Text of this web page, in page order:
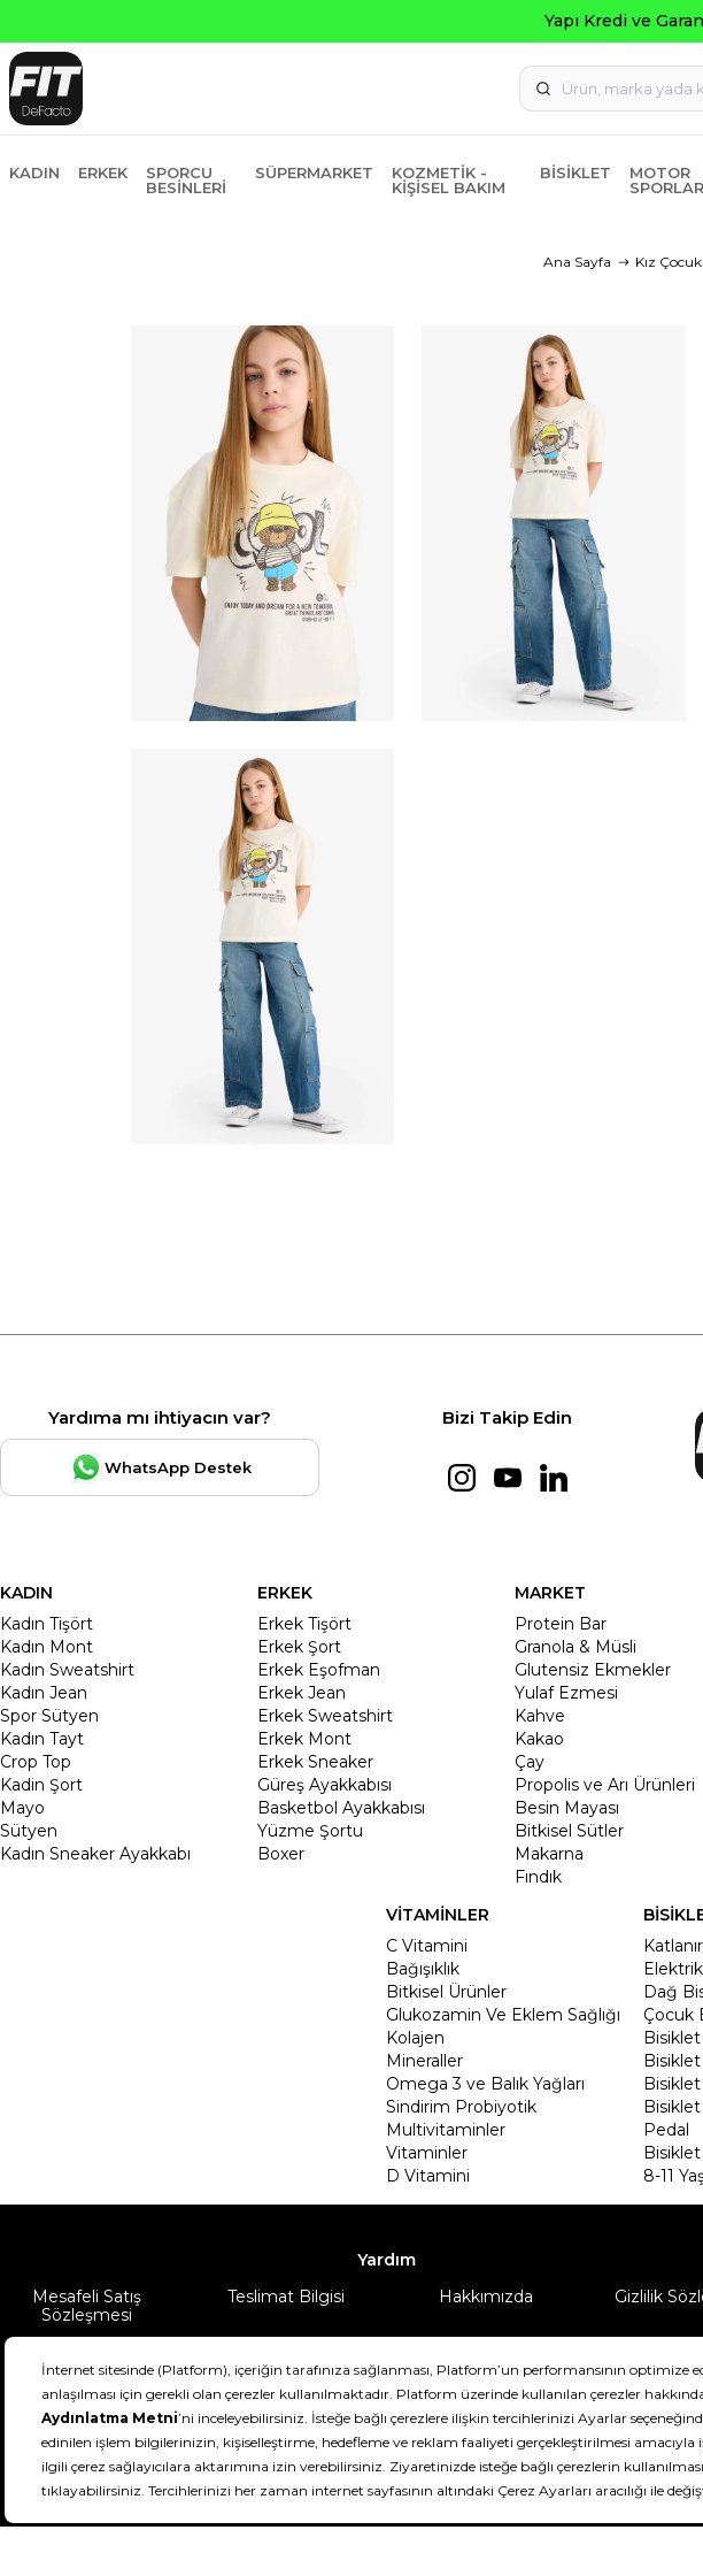
Yapı Kredi ve Garanti Bankasına
KADIN ERKEK
SPORCU
BESINLERI
SÜPERMARKET
KOZMETIK -
KIŞISEL BAKIM
BISIKLET
MOTOR
Ana Sayfa Kız Çocuk
Yardıma mı ihtiyacın var?
WhatsApp Destek
Bizi Takip Edin
KADIN
Kadın Tişört
Kadın Mont
Kadın Sweatshirt
Kadın Jean
Spor Sütyen
Kadın Tayt
Crop Top
Kadin Şort
Mayo
Sütyen
Kadın Sneaker Ayakkabı
ERKEK
Erkek Tişört
Erkek Şort
Erkek Eşofman
Erkek Jean
Erkek Sweatshirt
Erkek Mont
Erkek Sneaker
Güreş Ayakkabısı
Basketbol Ayakkabısı
Yüzme Şortu
Boxer
MARKET
Protein Bar
Granola & Müsli
Glutensiz Ekmekler
Yulaf Ezmesi
Kahve
Kakao
Çay
Propolis ve Arı Ürünleri
Besin Mayası
Bitkisel Sütler
Makarna
Fındık
VİTAMİNLER
C Vitamini
Bağışıklık
Bitkisel Ürünler
Glukozamin Ve Eklem Sağlığı
Kolajen
Mineraller
Omega 3 ve Balık Yağları
Sindirim Probiyotik
Multivitaminler
Vitaminler
D Vitamini
Dağ
Çocuk
Bisiklet
Bisiklet
Pedal
8-11
Yardım
Mesafeli Satış
Sözleşmesi
Teslimat Bilgisi Hakkımızda Gizlilik
DeFactoFIT ©️ 2022-2026. Tüm hakları saklıdır.